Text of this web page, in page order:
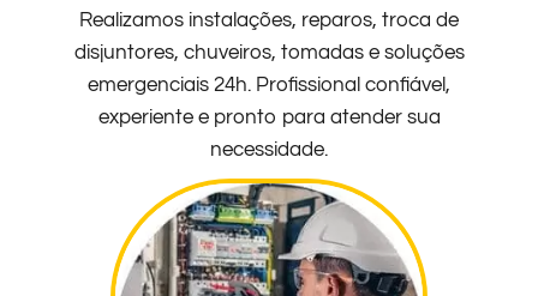
Realizamos instalações, reparos, troca de
disjuntores, chuveiros, tomadas e soluções
emergenciais 24h. Profissional confiável,
experiente e pronto para atender sua
necessidade.